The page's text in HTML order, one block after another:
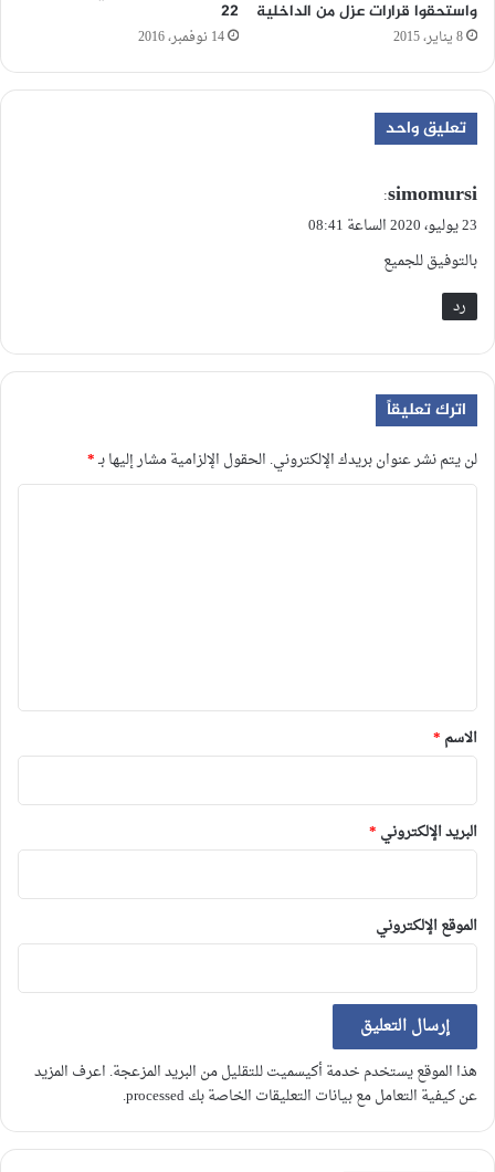
واستحقوا قرارات عزل من الداخلية
8 يناير، 2015
22
14 نوفمبر، 2016
تعليق واحد
ي
ق
ل
simomursi
:
23 يوليو، 2020 الساعة 08:41
بالتوفيق للجميع
رد
اترك تعليقاً
لن يتم نشر عنوان بريدك الإلكتروني. الحقول الإلزامية مشار إليها بـ*
*
الاسم *
البريد الإلكتروني *
الموقع الإلكتروني
هذا الموقع يستخدم خدمة أكيسميت للتقليل من البريد المزعجة. اعرف المزيد
عن كيفية التعامل مع بيانات التعليقات الخاصة بك processed
.